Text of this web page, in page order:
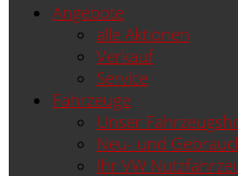
Angebote
alle Aktionen
Verkauf
Service
Fahrzeuge
Unser
Neu- und
Ihr VW